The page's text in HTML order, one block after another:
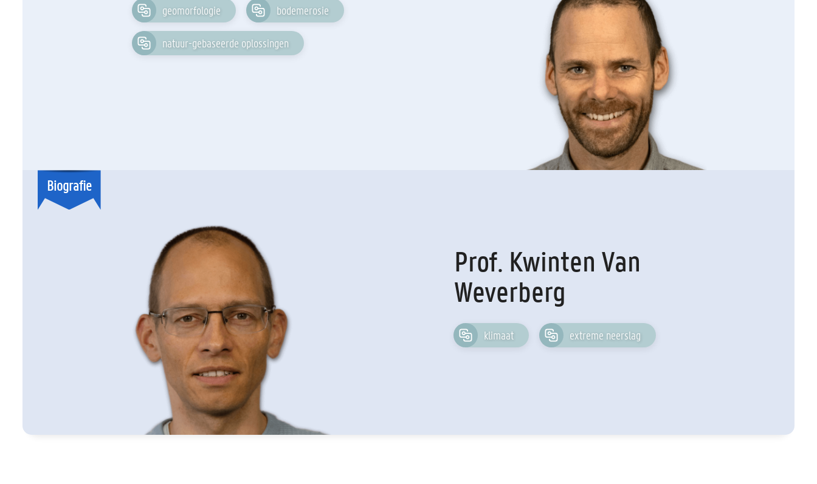
geomorfologie bodemerosie
natuur-gebaseerde oplossingen
Biografie
Prof. Kwinten Van
Weverberg
klimaat extreme neerslag